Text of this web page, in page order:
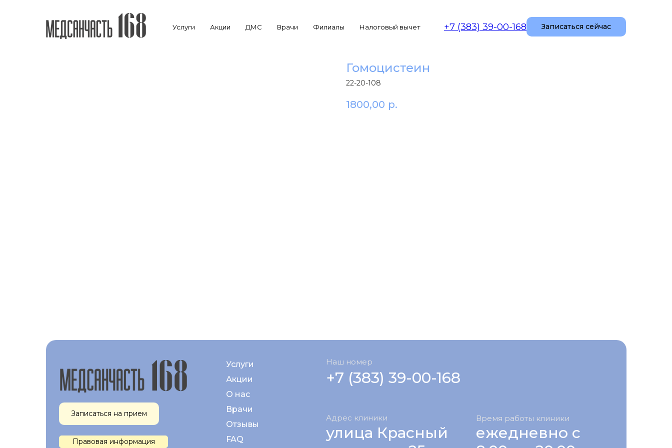
Услуги Акции ДМС Врачи Филиалы Налоговый вычет +7 (383) 39-00-168 Записаться сейчас
Гомоцистеин
22-20-108
1800,00 р.
Услуги
Правовая информация
Акции
Врачи
О нас
+7 (383) 39-00-168
Отзывы
FAQ
Наш номер
ежедневно с
Время работы клиники
Адрес клиники
улица Красный
Записаться на прием